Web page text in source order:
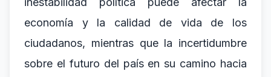
economía y la calidad de vida de los
ciudadanos, mientras que la incertidumbre
sobre el futuro del país en su camino hacia